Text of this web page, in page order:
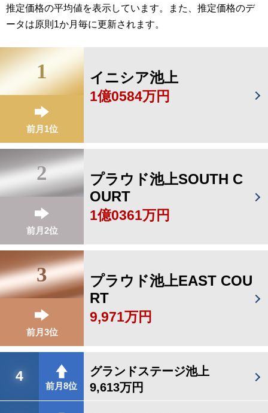
推定価格の平均値を表示しています。また、推定価格のデ
ータは原則1か月毎に更新されます。
1
前月1位
イニシア池上
1億0584万円
2
前月2位
プラウド池上SOUTH C
OURT
1億0361万円
3
前月3位
プラウド池上EAST COU
RT
9,971万円
4
前月8位
グランドステージ池上
9,613万円